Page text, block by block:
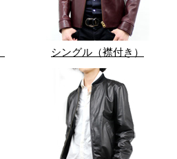
シングル（襟付き）